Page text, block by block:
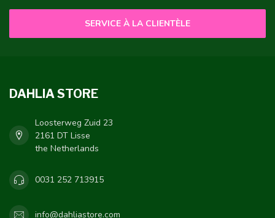
SERVICE À LA CLIENTÈLE
DAHLIA STORE
Loosterweg Zuid 23
2161 DT Lisse
the Netherlands
0031 252 713915
info@dahliastore.com